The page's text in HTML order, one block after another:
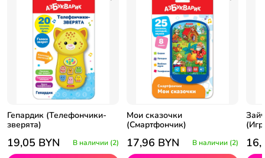
Гепардик (Телефончики-
зверята)
19,05 BYN В наличии (2)
Мои сказочки
(Смартфончик)
17,96 BYN В наличии (2)